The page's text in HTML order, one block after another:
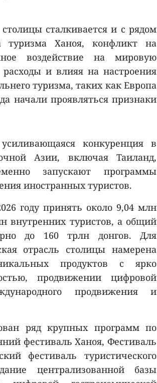
сталкивается и с рядом
туризма Ханоя, конфликт на
воздействие на мировую
и влияя на настроения
туризма, таких как Европа
начали проявляться признаки
конкуренция в
Азии, включая Таиланд,
запускают программы
иностранных туристов.
году принять около 9,04 млн
внутренних туристов, а общий
до 160 трлн донгов. Для
отрасль столицы намерена
продуктов с ярко
продвижении цифровой
продвижения и
ряд крупных программ по
фестиваль Ханоя, Фестиваль
фестиваль туристического
централизованной базы